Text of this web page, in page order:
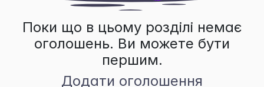
Поки що в цьому розділі немає
оголошень. Ви можете бути
першим.
Додати оголошення